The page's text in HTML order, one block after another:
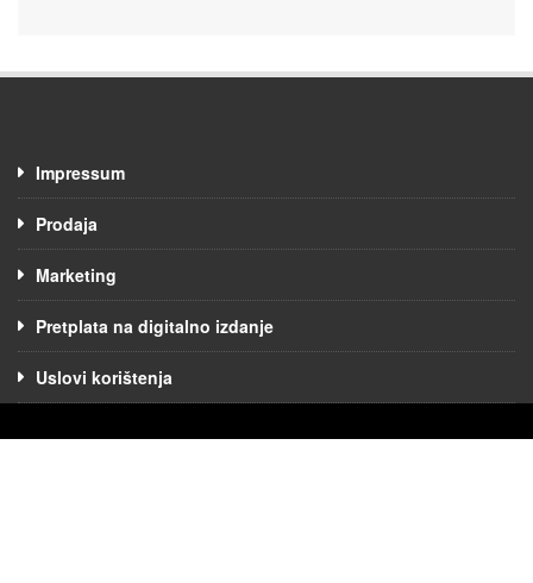
Impressum
Prodaja
Marketing
Pretplata na digitalno izdanje
Uslovi korištenja